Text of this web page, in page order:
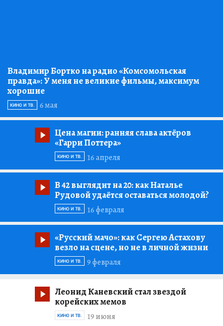
Владимир Бортко на радио «Комсомольская
правда»:У меня не великие фильмы, максимум
хорошие
6 мая
КИНО И ТВ.
Цена магии:ранняя слава актёров
«Гарри Поттера»
16 апреля
КИНО И ТВ.
В 42 выглядит на 20:как Наталье
Рудовой удаётся оставаться молодой?
16 февраля
КИНО И ТВ.
«Русский мачо»:как Сергею Астахову
везло на сцене, но не в личной жизни
9 февраля
КИНО И ТВ.
Леонид Каневский стал звездой
корейских мемов
19 июня
КИНО И ТВ.